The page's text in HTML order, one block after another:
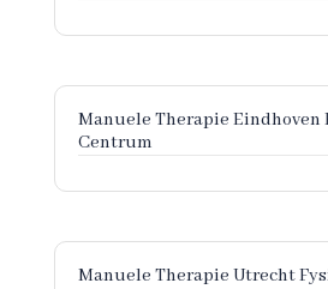
Manuele Therapie Eindhoven
Centrum
Manuele Therapie Utrecht